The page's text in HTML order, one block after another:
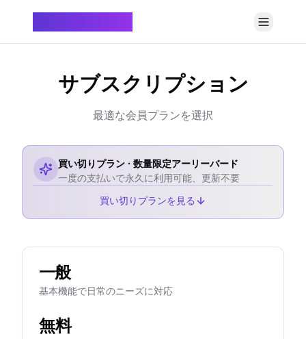
サブスクリプション
最適な会員プランを選択
買い切りプラン · 数量限定アーリーバード
一度の支払いで永久に利用可能、更新不要
買い切りプランを見る
一般
基本機能で日常のニーズに対応
無料